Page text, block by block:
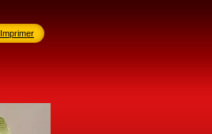
Imprimer